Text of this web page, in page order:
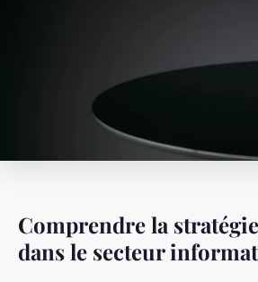
Comprendre la
dans le secteur